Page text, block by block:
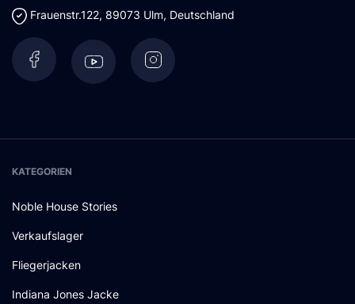
Frauenstr.122, 89073 Ulm, Deutschland
KATEGORIEN
Noble House Stories
Verkaufslager
Fliegerjacken
Indiana Jones Jacke